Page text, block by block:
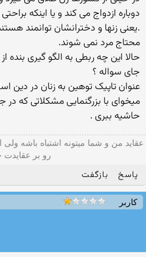
دوباره ازدواج می کند و یا اینکه
.یعنی زنها و دخترانشان توانمند
محتاج مرد نمی شوند.
حالا این چه ربطی به الگو گیری بنده
جای سواله ؟
عنوان تاپیک توهین به زنان در
میخوای با بزرگنمایی مشکلاتی که
حاشیه ببری .
عقاید من و شما میتونه اشتباه باشه
رو بر عقایدت
پاسخ بازگفت
کاربر